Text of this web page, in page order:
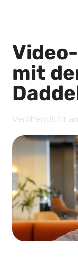
mit
Veröffentlicht